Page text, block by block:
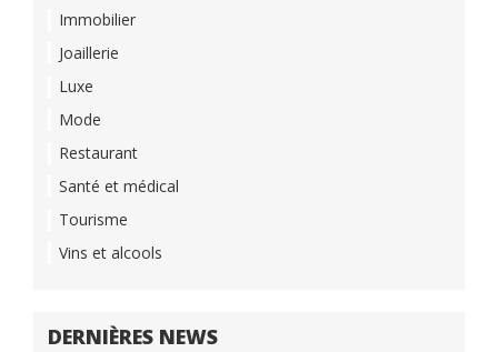
Immobilier
Joaillerie
Luxe
Mode
Restaurant
Santé et médical
Tourisme
Vins et alcools
DERNIÈRES NEWS